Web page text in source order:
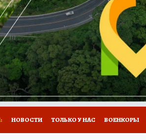
ПОЛКА ПРОГНОЗЫ НА СПОРТ
ЦЕНТР НЕДВИЖИМОСТЬ
КП РЕКЛАМА ТЕСТЫ НОВОЕ
НОВОСТИ ТОЛЬКО У НАС ВОЕНКОРЫ